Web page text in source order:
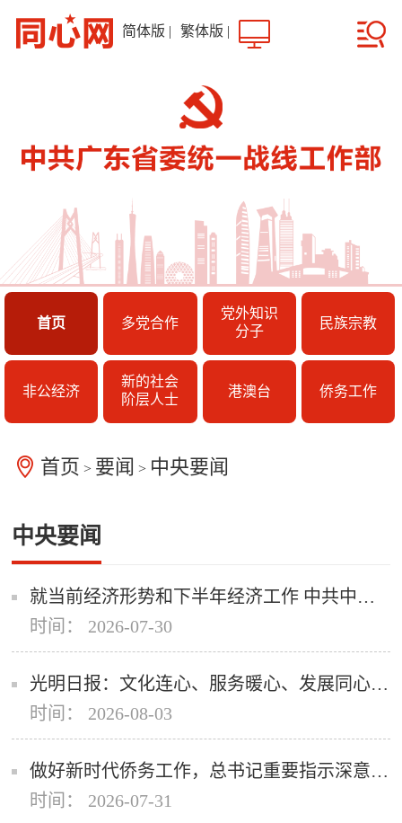
简体版 | 繁体版 |
首页 多党合作
党外知识
分子
民族宗教
非公经济
新的社会
阶层人士
港澳台 侨务工作
首页 > 要闻 > 中央要闻
中央要闻
就当前经济形势和下半年经济工作 中共中央召开党外人士座谈会 习近平主持并发表重要讲话 李强通报有关情况 王沪宁蔡奇丁薛祥出席
时间： 2026-07-30
光明日报：文化连心、服务暖心、发展同心，广东扎实做好新时代侨务工作
时间： 2026-08-03
做好新时代侨务工作，总书记重要指示深意何在？
时间： 2026-07-31